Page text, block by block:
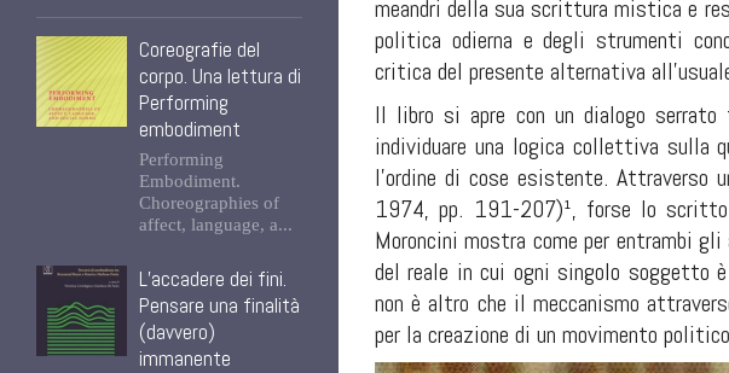
Coreografie del
corpo. Una lettura di
Performing
embodiment
Performing
Embodiment.
Choreographies of
affect, language, a...
L’accadere dei fini.
Pensare una finalità
(davvero)
immanente
meandri della sua scrittura mistica e
politica odierna e degli strumenti
critica del presente alternativa
Il libro si apre con un dialogo
individuare una logica collettiva sulla
l'ordine di cose esistente. Attraverso
1974, pp. 191-207)¹, forse lo
Moroncini mostra come per entrambi
del reale in cui ogni singolo soggetto
non è altro che il meccanismo
per la creazione di un movimento